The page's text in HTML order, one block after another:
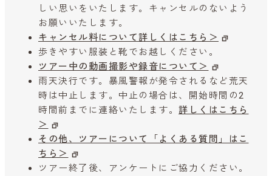
しい思いをいたします。キャンセルのないよう
お願いいたします。
キャンセル料について詳しくはこちら＞
歩きやすい服装と靴でお越しください。
ツアー中の動画撮影や録音について＞
雨天決行です。暴風警報が発令されるなど荒天
時は中止します。中止の場合は、開始時間の2
時間前までに連絡いたします。 詳しくはこちら
＞
その他、ツアーについて「よくある質問」はこ
ちら＞
ツアー終了後、アンケートにご協力ください。